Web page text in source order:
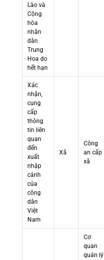
Lào và
Cộng
hòa
nhân
dân
Trung
Hoa do
hết hạn
Xác
nhận,
cung
cấp
thông
tin liên
quan
đến
xuất
nhập
cảnh
của
công
dân
Việt
Nam
Xã
Công
an cấp
xã
Cơ
quan
quản lý